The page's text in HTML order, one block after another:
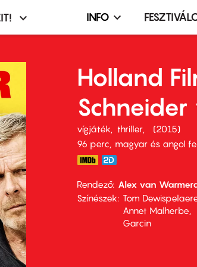
Infó,
terembérlés
menü
INFO
Holland
vígjáték thriller
2015
96 perc,
magyar és angol
Rendező Alex van
Színészek
Tom
Annet Malherbe
Garcin